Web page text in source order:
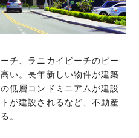
チ、ラニカイビーチのビー
い。長年新しい物件が建築
低層コンドミニアムが建設
が建設されるなど、不動産
る。